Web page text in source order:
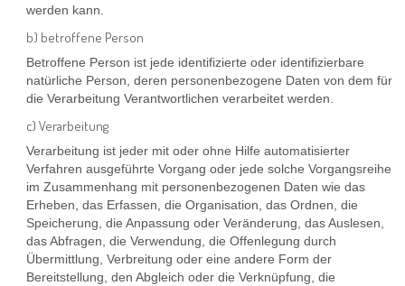
werden kann.
b) betroffene Person
Betroffene Person ist jede identifizierte oder identifizierbare
natürliche Person, deren personenbezogene Daten von dem für
die Verarbeitung Verantwortlichen verarbeitet werden.
c) Verarbeitung
Verarbeitung ist jeder mit oder ohne Hilfe automatisierter
Verfahren ausgeführte Vorgang oder jede solche Vorgangsreihe
im Zusammenhang mit personenbezogenen Daten wie das
Erheben, das Erfassen, die Organisation, das Ordnen, die
Speicherung, die Anpassung oder Veränderung, das Auslesen,
das Abfragen, die Verwendung, die Offenlegung durch
Übermittlung, Verbreitung oder eine andere Form der
Bereitstellung, den Abgleich oder die Verknüpfung, die